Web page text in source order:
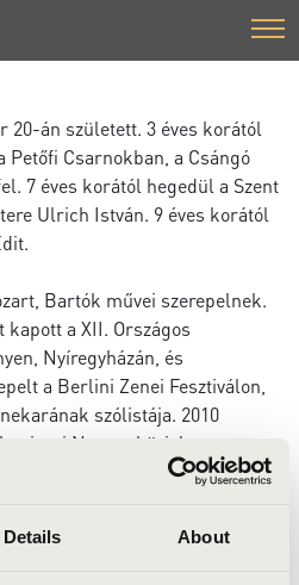
Details About
20-án született. 3 éves korától
Petőfi Csarnokban, a Csángó
7 éves korától hegedül a Szent
Ulrich István. 9 éves korától
Bartók művei szerepelnek.
a XII. Országos
Nyíregyházán, és
a Berlini Zenei Fesztiválon,
szólistája. 2010
Nemzetközi Jazz
adott.
és zeneszerzést is